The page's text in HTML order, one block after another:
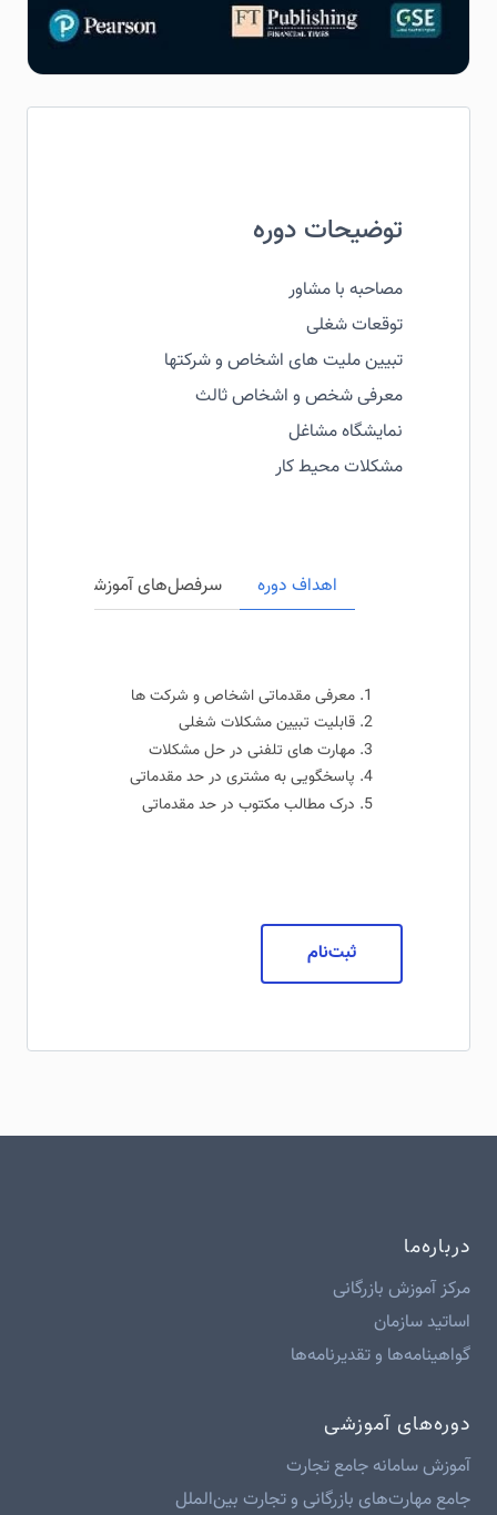
توضیحات دوره
مصاحبه با مشاور
توقعات شغلی
تبیین ملیت های اشخاص و شرکتها
معرفی شخص و اشخاص ثالث
نمایشگاه مشاغل
مشکلات محیط کار
اهداف دوره سرفصل‌های آموزشی
معرفی مقدماتی اشخاص و شرکت ها
قابلیت تبیین مشکلات شغلی
مهارت های تلفنی در حل مشکلات
پاسخگویی به مشتری در حد مقدماتی
درک مطالب مکتوب در حد مقدماتی
ثبت‌نام
درباره‌ما
مرکز آموزش بازرگانی
اساتید سازمان
گواهینامه‌ها و تقدیرنامه‌ها
دوره‌های آموزشی
آموزش سامانه جامع تجارت
جامع مهارت‌های بازرگانی و تجارت بین‌الملل